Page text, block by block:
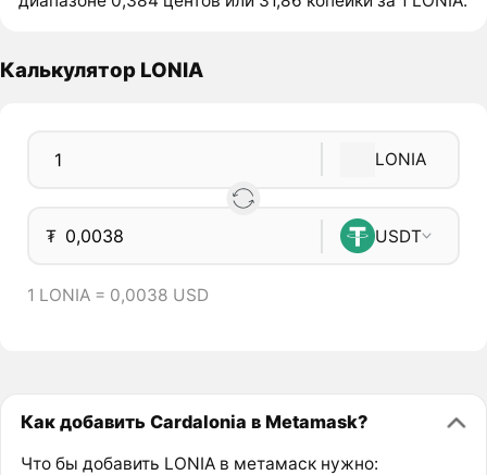
Калькулятор LONIA
LONIA
₮ USDT
1 LONIA = 0,0038 USD
Как добавить Cardalonia в Metamask?
Что бы добавить LONIA в метамаск нужно: